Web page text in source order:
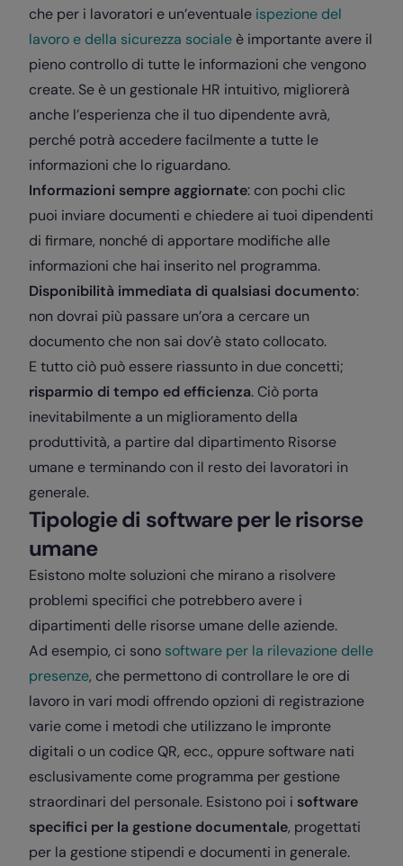
che per i lavoratori e un’eventuale ispezione del
lavoro e della sicurezza sociale è importante avere il
pieno controllo di tutte le informazioni che vengono
create. Se è un gestionale HR intuitivo, migliorerà
anche l’esperienza che il tuo dipendente avrà,
perché potrà accedere facilmente a tutte le
informazioni che lo riguardano.
Informazioni sempre aggiornate: con pochi clic
puoi inviare documenti e chiedere ai tuoi dipendenti
di firmare, nonché di apportare modifiche alle
informazioni che hai inserito nel programma.
Disponibilità immediata di qualsiasi documento:
non dovrai più passare un’ora a cercare un
documento che non sai dov’è stato collocato.
E tutto ciò può essere riassunto in due concetti;
risparmio di tempo ed efficienza. Ciò porta
inevitabilmente a un miglioramento della
produttività, a partire dal dipartimento Risorse
umane e terminando con il resto dei lavoratori in
generale.
Tipologie di software per le risorse
umane
Esistono molte soluzioni che mirano a risolvere
problemi specifici che potrebbero avere i
dipartimenti delle risorse umane delle aziende.
Ad esempio, ci sono software per la rilevazione delle
presenze, che permettono di controllare le ore di
lavoro in vari modi offrendo opzioni di registrazione
varie come i metodi che utilizzano le impronte
digitali o un codice QR, ecc., oppure software nati
esclusivamente come programma per gestione
straordinari del personale. Esistono poi i software
specifici per la gestione documentale, progettati
per la gestione stipendi e documenti in generale.